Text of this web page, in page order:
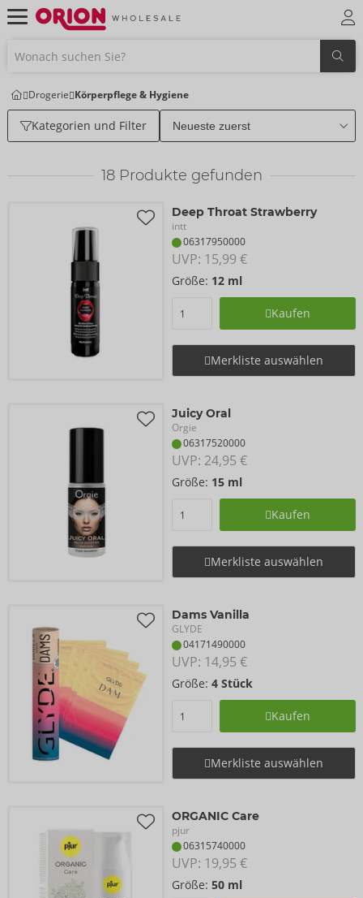
Drogerie Körperpflege & Hygiene
Kategorien und Filter
18Produkte gefunden
Deep Throat Strawberry
intt
06317950000
UVP: 15,99 €
Größe: 12 ml
Kaufen
Merkliste auswählen
Juicy Oral
Orgie
06317520000
UVP: 24,95 €
Größe: 15 ml
Kaufen
Merkliste auswählen
Dams Vanilla
GLYDE
04171490000
UVP: 14,95 €
Größe: 4 Stück
Kaufen
Merkliste auswählen
ORGANIC Care
pjur
06315740000
UVP: 19,95 €
Größe: 50 ml